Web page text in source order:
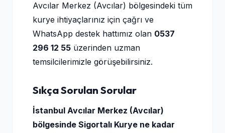
Avcılar Merkez (Avcılar) bölgesindeki tüm
kurye ihtiyaçlarınız için çağrı ve
WhatsApp destek hattımız olan 0537
296 12 55 üzerinden uzman
temsilcilerimizle görüşebilirsiniz.
Sıkça Sorulan Sorular
İstanbul Avcılar Merkez (Avcılar)
bölgesinde Sigortalı Kurye ne kadar